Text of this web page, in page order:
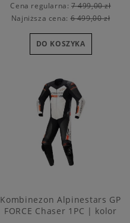
Cena regularna: 7 499,00 zł
Najniższa cena:6 499,00 zł
DO KOSZYKA
Kombinezon Alpinestars GP
FORCE Chaser 1PC | kolor